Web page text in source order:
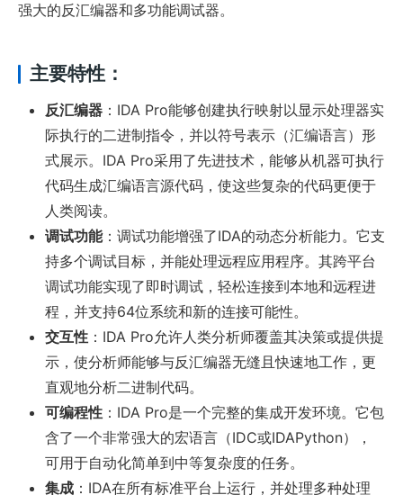
强大的反汇编器和多功能调试器。
主要特性：
反汇编器 ：IDA Pro能够创建执行映射以显示处理器实
际执行的二进制指令，并以符号表示（汇编语言）形
式展示。IDA Pro采用了先进技术，能够从机器可执行
代码生成汇编语言源代码，使这些复杂的代码更便于
人类阅读。
调试功能：调试功能增强了IDA的动态分析能力。它支
持多个调试目标，并能处理远程应用程序。其跨平台
调试功能实现了即时调试，轻松连接到本地和远程进
程，并支持64位系统和新的连接可能性。
交互性 ：IDA Pro允许人类分析师覆盖其决策或提供提
示，使分析师能够与反汇编器无缝且快速地工作，更
直观地分析二进制代码。
可编程性 ：IDA Pro是一个完整的集成开发环境。它包
含了一个非常强大的宏语言（IDC或IDAPython），
可用于自动化简单到中等复杂度的任务。
集成 ：IDA在所有标准平台上运行，并处理多种处理